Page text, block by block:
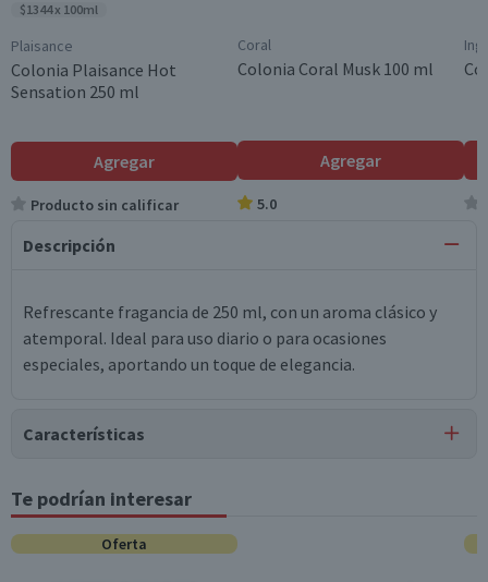
$1344 x 100ml
Plaisance
Colonia Plaisance Hot
Sensation 250 ml
Agregar
Producto sin calificar
Coral
Colonia Coral Musk 100 ml
Agregar
5.0
Descripción
Refrescante fragancia de 250 ml, con un aroma clásico y
atemporal. Ideal para uso diario o para ocasiones
especiales, aportando un toque de elegancia.
Características
Tipo de Producto
Colonias
Contenido
Te podrían interesar
Oferta